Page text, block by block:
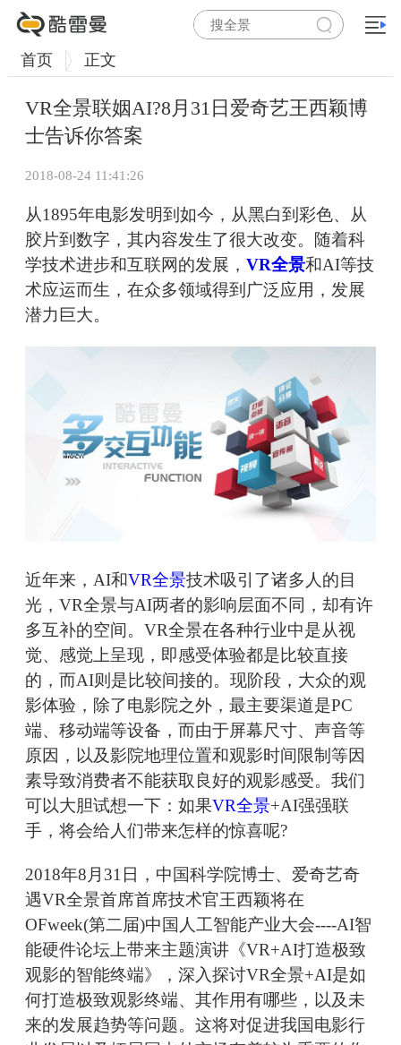
首页 正文
VR全景联姻AI?8月31日爱奇艺王西颖博
士告诉你答案
2018-08-24 11:41:26
从1895年电影发明到如今，从黑白到彩色、从
胶片到数字，其内容发生了很大改变。随着科
学技术进步和互联网的发展， VR全景和AI等技
术应运而生，在众多领域得到广泛应用，发展
潜力巨大。
近年来，AI和VR全景技术吸引了诸多人的目
光，VR全景与AI两者的影响层面不同，却有许
多互补的空间。VR全景在各种行业中是从视
觉、感觉上呈现，即感受体验都是比较直接
的，而AI则是比较间接的。现阶段，大众的观
影体验，除了电影院之外，最主要渠道是PC
端、移动端等设备，而由于屏幕尺寸、声音等
原因，以及影院地理位置和观影时间限制等因
素导致消费者不能获取良好的观影感受。我们
可以大胆试想一下：如果VR全景+AI强强联
手，将会给人们带来怎样的惊喜呢?
2018年8月31日，中国科学院博士、爱奇艺奇
遇VR全景首席首席技术官王西颖将在
OFweek(第二届)中国人工智能产业大会----AI智
能硬件论坛上带来主题演讲《VR+AI打造极致
观影的智能终端》，深入探讨VR全景+AI是如
何打造极致观影终端、其作用有哪些，以及未
来的发展趋势等问题。这将对促进我国电影行